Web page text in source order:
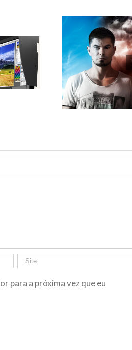
de Sandro
para o site
Photopro
foto no
para a próxima vez que eu